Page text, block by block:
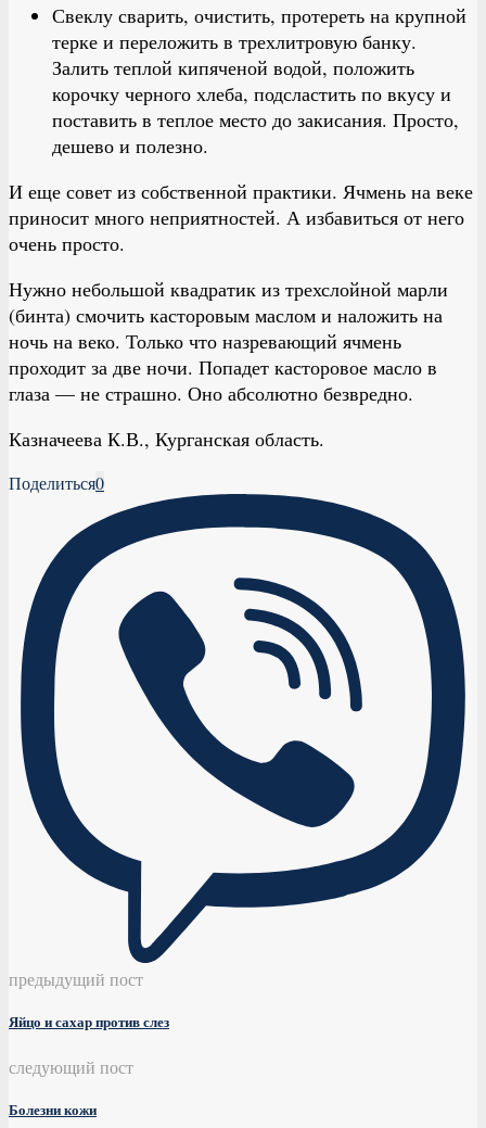
Свеклу сварить, очистить, протереть на крупной
терке и переложить в трехлитровую банку.
Залить теплой кипяченой водой, положить
корочку черного хлеба, подсластить по вкусу и
поставить в теплое место до закисания. Просто,
дешево и полезно.
И еще совет из собственной практики. Ячмень на веке
приносит много неприятностей. А избавиться от него
очень просто.
Нужно небольшой квадратик из трехслойной марли
(бинта) смочить касторовым маслом и наложить на
ночь на веко. Только что назревающий ячмень
проходит за две ночи. Попадет касторовое масло в
глаза — не страшно. Оно абсолютно безвредно.
Казначеева К.В., Курганская область.
Поделиться0
предыдущий пост
Яйцо и сахар против слез
следующий пост
Болезни кожи